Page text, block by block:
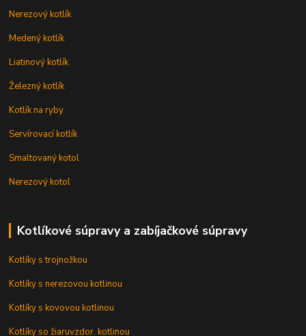
Nerezový kotlík
Medený kotlík
Liatinový kotlík
Železný kotlík
Kotlík na ryby
Servírovací kotlík
Smaltovaný kotol
Nerezový kotol
Kotlíkové súpravy a zabíjačkové súpravy
Kotlíky s trojnožkou
Kotlíky s nerezovou kotlinou
Kotlíky s kovovou kotlinou
Kotlíky so žiaruvzdor. kotlinou